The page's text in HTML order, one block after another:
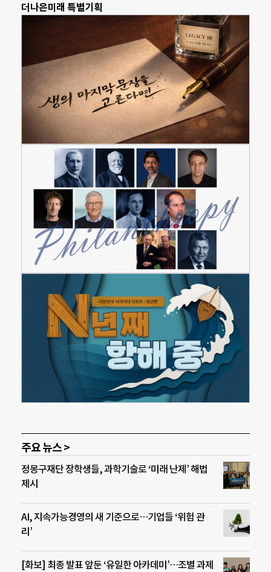
더나은미래 특별기획
주요 뉴스 >
정몽구재단 장학생들, 과학기술로 ‘미래 난제’ 해법
제시
AI, 지속가능경영의 새 기준으로…기업들 ‘위험 관
리’
[화보] 최종 발표 앞둔 ‘유일한 아카데미’…조별 과제